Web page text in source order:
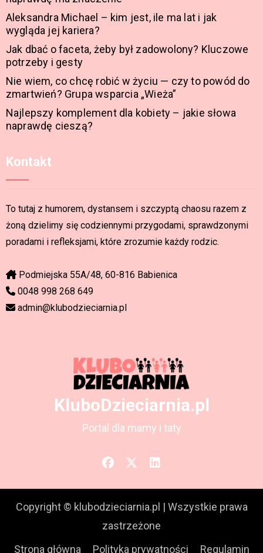
Aleksandra Michael – kim jest, ile ma lat i jak
wygląda jej kariera?
Jak dbać o faceta, żeby był zadowolony? Kluczowe
potrzeby i gesty
Nie wiem, co chcę robić w życiu — czy to powód do
zmartwień? Grupa wsparcia „Wieża”
Najlepszy komplement dla kobiety – jakie słowa
naprawdę cieszą?
Kontakt
To tutaj z humorem, dystansem i szczyptą chaosu razem z
żoną dzielimy się codziennymi przygodami, sprawdzonymi
poradami i refleksjami, które zrozumie każdy rodzic.
Podmiejska 55A/48, 60-816 Babienica
0048 998 268 649
admin@klubodzieciarnia.pl
KluboDzieciarnia.pl
Portal dla mamy i taty
Copyright © klubodzieciarnia.pl | Wszystkie prawa
zastrzeżone
Strona główna
Polityka prywatności Regulamin